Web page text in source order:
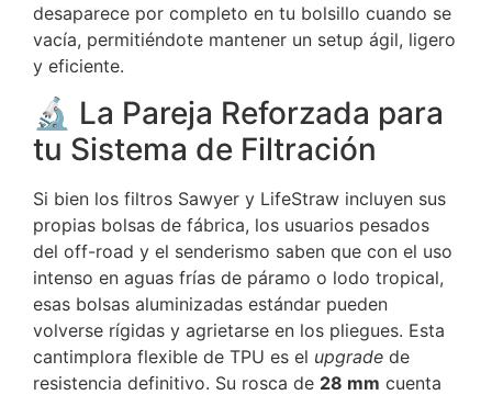
desaparece por completo en tu bolsillo cuando se
vacía, permitiéndote mantener un setup ágil, ligero
y eficiente.
🔬 La Pareja Reforzada para
tu Sistema de Filtración
Si bien los filtros Sawyer y LifeStraw incluyen sus
propias bolsas de fábrica, los usuarios pesados
del off-road y el senderismo saben que con el uso
intenso en aguas frías de páramo o lodo tropical,
esas bolsas aluminizadas estándar pueden
volverse rígidas y agrietarse en los pliegues. Esta
cantimplora flexible de TPU es el upgrade de
resistencia definitivo. Su rosca de 28 mm cuenta